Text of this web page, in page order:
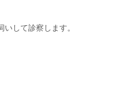
して診察します。